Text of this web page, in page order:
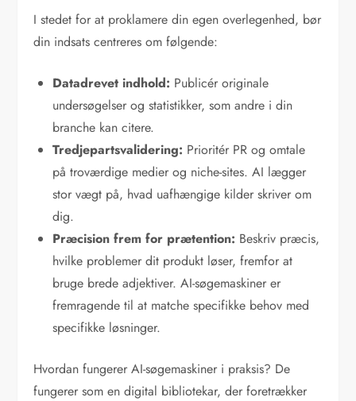
I stedet for at proklamere din egen overlegenhed, bør
din indsats centreres om følgende:
Datadrevet indhold: Publicér originale
undersøgelser og statistikker, som andre i din
branche kan citere.
Tredjepartsvalidering: Prioritér PR og omtale
på troværdige medier og niche-sites. AI lægger
stor vægt på, hvad uafhængige kilder skriver om
dig.
Præcision frem for prætention: Beskriv præcis,
hvilke problemer dit produkt løser, fremfor at
bruge brede adjektiver. AI-søgemaskiner er
fremragende til at matche specifikke behov med
specifikke løsninger.
Hvordan fungerer AI-søgemaskiner i praksis? De
fungerer som en digital bibliotekar, der foretrækker